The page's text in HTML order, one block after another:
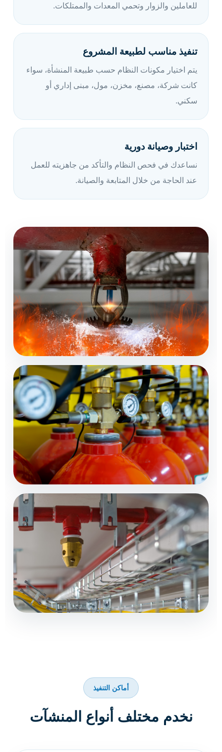
للعاملين والزوار وتحمي المعدات والممتلكات.
تنفيذ مناسب لطبيعة المشروع
يتم اختيار مكونات النظام حسب طبيعة المنشأة، سواء
كانت شركة، مصنع، مخزن، مول، مبنى إداري أو
سكني.
اختبار وصيانة دورية
نساعدك في فحص النظام والتأكد من جاهزيته للعمل
عند الحاجة من خلال المتابعة والصيانة.
أماكن التنفيذ
نخدم مختلف أنواع المنشآت